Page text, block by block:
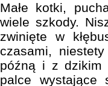
Małe kotki,
wiele szkody.
zwinięte w
czasami,
późną i z dzikim
palce wystające